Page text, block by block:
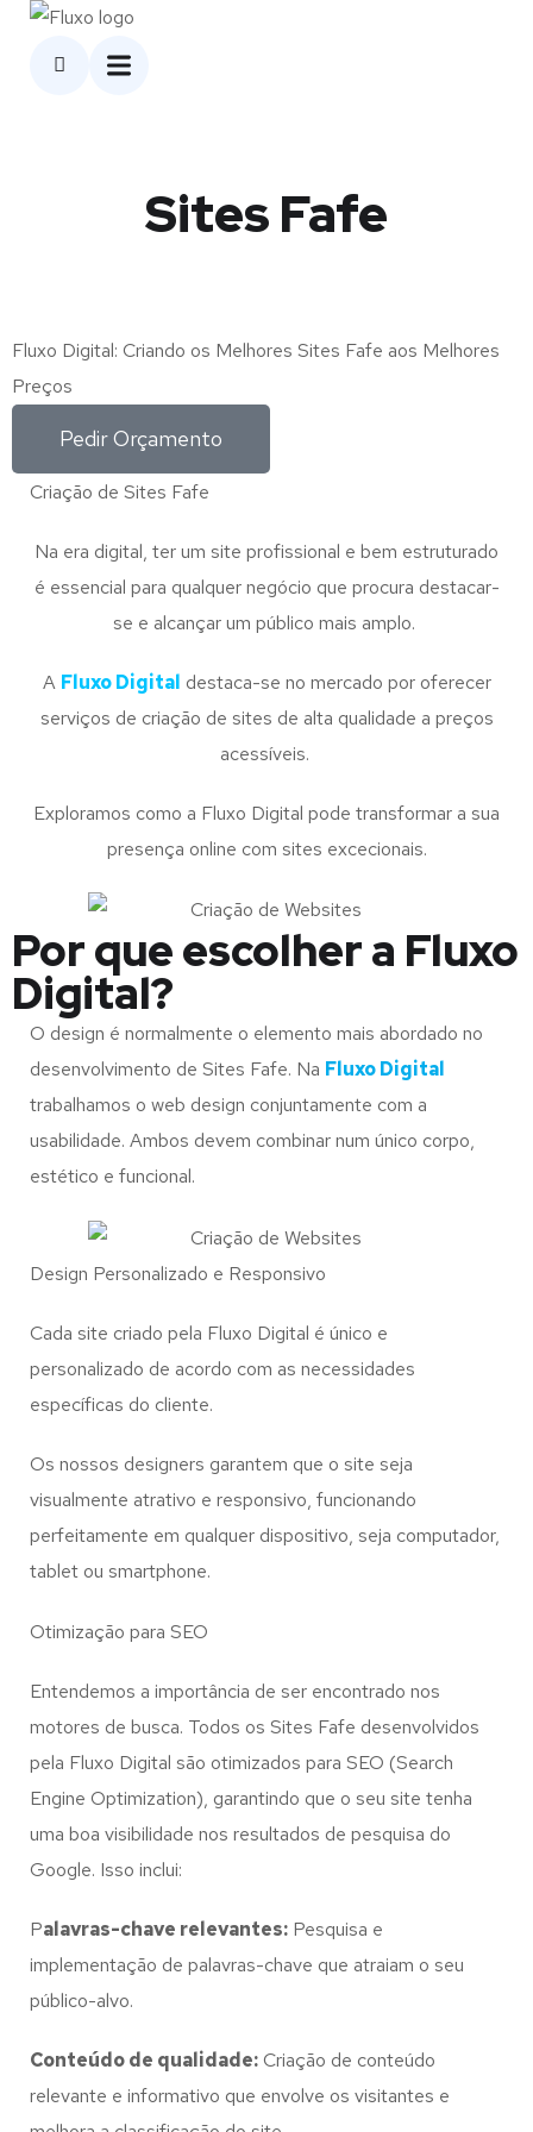
Sites Fafe
Fluxo Digital: Criando os Melhores Sites Fafe aos Melhores
Preços
Pedir Orçamento
Criação de Sites Fafe
Na era digital, ter um site profissional e bem estruturado
é essencial para qualquer negócio que procura destacar-
se e alcançar um público mais amplo.
A Fluxo Digital destaca-se no mercado por oferecer
serviços de criação de sites de alta qualidade a preços
acessíveis.
Exploramos como a Fluxo Digital pode transformar a sua
presença online com sites excecionais.
Por que escolher a Fluxo
Digital?
O design é normalmente o elemento mais abordado no
desenvolvimento de Sites Fafe. Na Fluxo Digital
trabalhamos o web design conjuntamente com a
usabilidade. Ambos devem combinar num único corpo,
estético e funcional.
Design Personalizado e Responsivo
Cada site criado pela Fluxo Digital é único e
personalizado de acordo com as necessidades
específicas do cliente.
Os nossos designers garantem que o site seja
visualmente atrativo e responsivo, funcionando
perfeitamente em qualquer dispositivo, seja computador,
tablet ou smartphone.
Otimização para SEO
Entendemos a importância de ser encontrado nos
motores de busca. Todos os Sites Fafe desenvolvidos
pela Fluxo Digital são otimizados para SEO (Search
Engine Optimization), garantindo que o seu site tenha
uma boa visibilidade nos resultados de pesquisa do
Google. Isso inclui:
Palavras-chave relevantes: Pesquisa e
implementação de palavras-chave que atraiam o seu
público-alvo.
Conteúdo de qualidade:Criação de conteúdo
relevante e informativo que envolve os visitantes e